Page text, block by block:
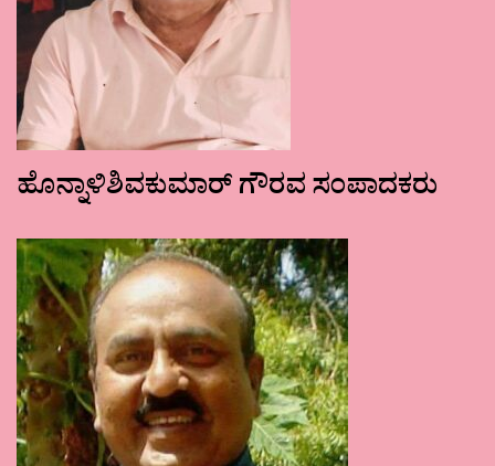
ಹೊನ್ನಾಳಿಶಿವಕುಮಾರ್ ಗೌರವ ಸಂಪಾದಕರು